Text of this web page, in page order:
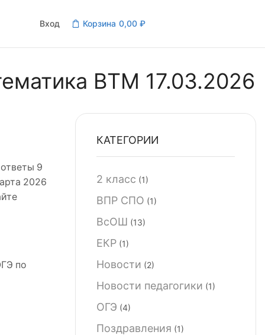
Вход Корзина 0,00 ₽
ВТМ 17.03.2026
9
2026
по
КАТЕГОРИИ
2 класс (1)
ВПР СПО (1)
ВсОШ (13)
ЕКР (1)
Новости (2)
Новости педагогики (1)
ОГЭ (4)
Поздравления (1)